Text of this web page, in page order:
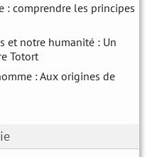
comprendre les principes
et notre humanité : Un
Totort
: Aux origines de